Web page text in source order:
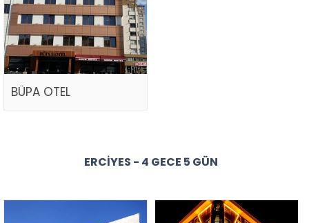
BÜPA OTEL
ERCIYES - 4 GECE 5 GÜN